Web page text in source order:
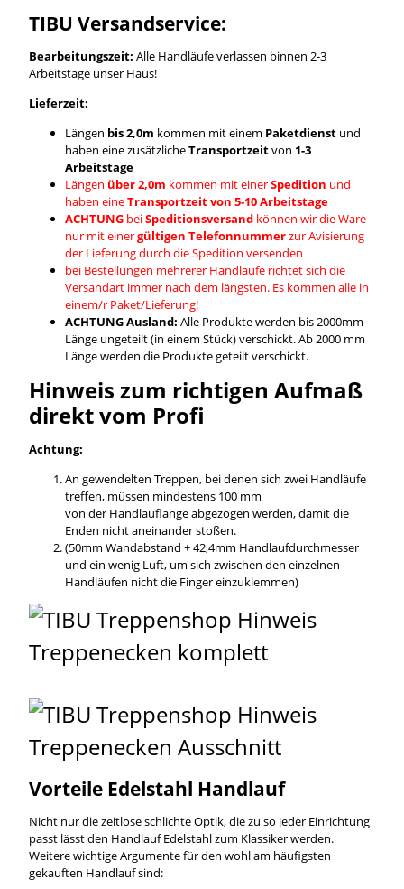
TIBU Versandservice:
Bearbeitungszeit: Alle Handläufe verlassen binnen 2-3
Arbeitstage unser Haus!
Lieferzeit:
Längen bis 2,0m kommen mit einem Paketdienstund
haben eine zusätzlicheTransportzeitvon 1-3
Arbeitstage
Längen über 2,0m kommen mit einerSpedition und
haben eineTransportzeit von 5-10 Arbeitstage
ACHTUNGbeiSpeditionsversandkönnen wir die Ware
nur mit einergültigen Telefonnummerzur Avisierung
der Lieferung durch die Spedition versenden
bei Bestellungen mehrerer Handläufe richtet sich die
Versandart immer nach dem längsten. Es kommen alle in
einem/r Paket/Lieferung!
ACHTUNG Ausland: Alle Produkte werden bis 2000mm
Länge ungeteilt (in einem Stück) verschickt. Ab 2000 mm
Länge werden die Produkte geteilt verschickt.
Hinweis zum richtigen Aufmaß
direkt vom Profi
Achtung:
An gewendelten Treppen, bei denen sich zwei Handläufe
treffen, müssen mindestens 100 mm
von der Handlauflänge abgezogen werden, damit die
Enden nicht aneinander stoßen.
(50mm Wandabstand + 42,4mm Handlaufdurchmesser
und ein wenig Luft, um sich zwischen den einzelnen
Handläufen nicht die Finger einzuklemmen)
Vorteile Edelstahl Handlauf
Nicht nur die zeitlose schlichte Optik, die zu so jeder Einrichtung
passt lässt den Handlauf Edelstahl zum Klassiker werden.
Weitere wichtige Argumente für den wohl am häufigsten
gekauften Handlauf sind: